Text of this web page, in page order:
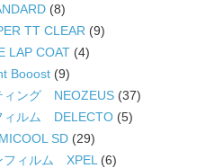
(8)
TT CLEAR (9)
LAP COAT (4)
Booost (9)
ィング NEOZEUS (37)
ィルム DELECTO (5)
SD (29)
フィルム XPEL (6)